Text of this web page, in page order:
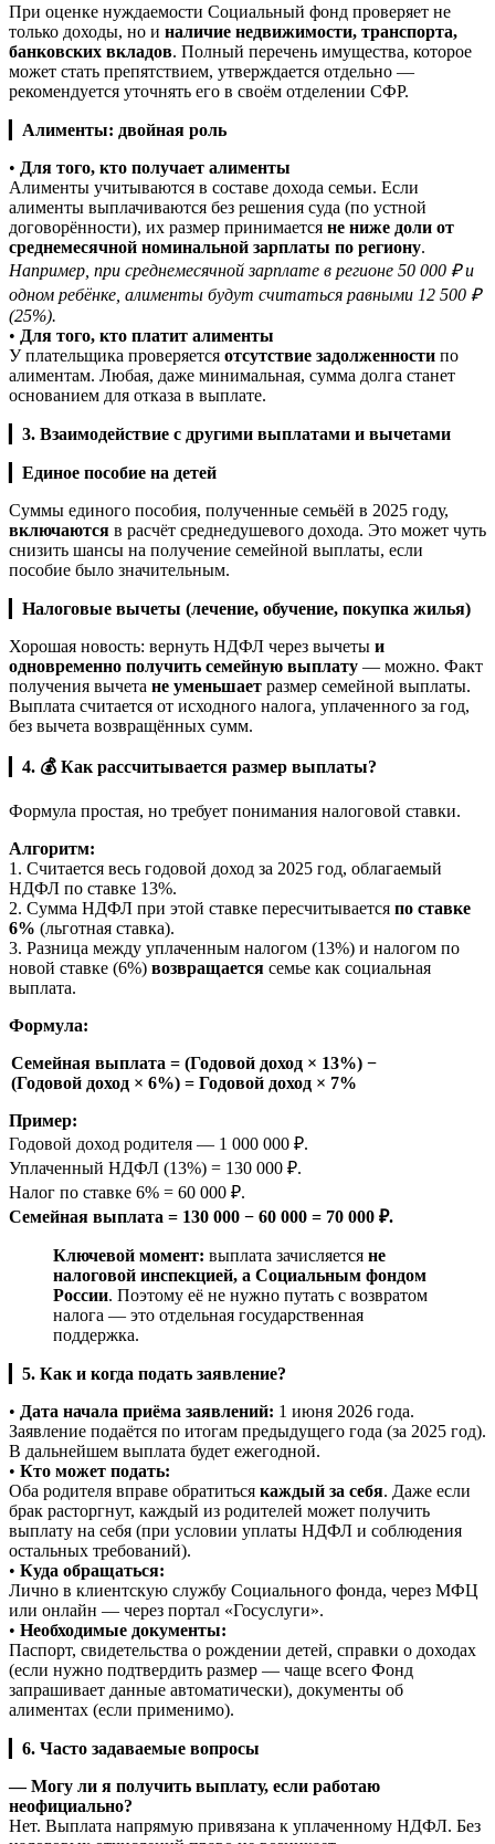
При оценке нуждаемости Социальный фонд проверяет не
только доходы, но и наличие недвижимости, транспорта,
банковских вкладов. Полный перечень имущества, которое
может стать препятствием, утверждается отдельно —
рекомендуется уточнять его в своём отделении СФР.
Алименты: двойная роль
• Для того, кто получает алименты
Алименты учитываются в составе дохода семьи. Если
алименты выплачиваются без решения суда (по устной
договорённости), их размер принимается не ниже доли от
среднемесячной номинальной зарплаты по региону.
Например, при среднемесячной зарплате в регионе 50 000 ₽ и
одном ребёнке, алименты будут считаться равными 12 500 ₽
(25%).
• Для того, кто платит алименты
У плательщика проверяется отсутствие задолженности по
алиментам. Любая, даже минимальная, сумма долга станет
основанием для отказа в выплате.
3. Взаимодействие с другими выплатами и вычетами
Единое пособие на детей
Суммы единого пособия, полученные семьёй в 2025 году,
включаются в расчёт среднедушевого дохода. Это может чуть
снизить шансы на получение семейной выплаты, если
пособие было значительным.
Налоговые вычеты (лечение, обучение, покупка жилья)
Хорошая новость: вернуть НДФЛ через вычеты и
одновременно получить семейную выплату — можно. Факт
получения вычета не уменьшает размер семейной выплаты.
Выплата считается от исходного налога, уплаченного за год,
без вычета возвращённых сумм.
4. 💰 Как рассчитывается размер выплаты?
Формула простая, но требует понимания налоговой ставки.
Алгоритм:
1. Считается весь годовой доход за 2025 год, облагаемый
НДФЛ по ставке 13%.
2. Сумма НДФЛ при этой ставке пересчитывается по ставке
6% (льготная ставка).
3. Разница между уплаченным налогом (13%) и налогом по
новой ставке (6%) возвращается семье как социальная
выплата.
Формула:
Семейная выплата = (Годовой доход × 13%) −
(Годовой доход × 6%) = Годовой доход × 7%
Пример:
Годовой доход родителя — 1 000 000 ₽.
Уплаченный НДФЛ (13%) = 130 000 ₽.
Налог по ставке 6% = 60 000 ₽.
Семейная выплата = 130 000 − 60 000 = 70 000 ₽.
Ключевой момент: выплата зачисляется не
налоговой инспекцией, а Социальным фондом
России. Поэтому её не нужно путать с возвратом
налога — это отдельная государственная
поддержка.
5. Как и когда подать заявление?
• Дата начала приёма заявлений: 1 июня 2026 года.
Заявление подаётся по итогам предыдущего года (за 2025 год).
В дальнейшем выплата будет ежегодной.
• Кто может подать:
Оба родителя вправе обратиться каждый за себя. Даже если
брак расторгнут, каждый из родителей может получить
выплату на себя (при условии уплаты НДФЛ и соблюдения
остальных требований).
• Куда обращаться:
Лично в клиентскую службу Социального фонда, через МФЦ
или онлайн — через портал «Госуслуги».
• Необходимые документы:
Паспорт, свидетельства о рождении детей, справки о доходах
(если нужно подтвердить размер — чаще всего Фонд
запрашивает данные автоматически), документы об
алиментах (если применимо).
6. Часто задаваемые вопросы
— Могу ли я получить выплату, если работаю
неофициально?
Нет. Выплата напрямую привязана к уплаченному НДФЛ. Без